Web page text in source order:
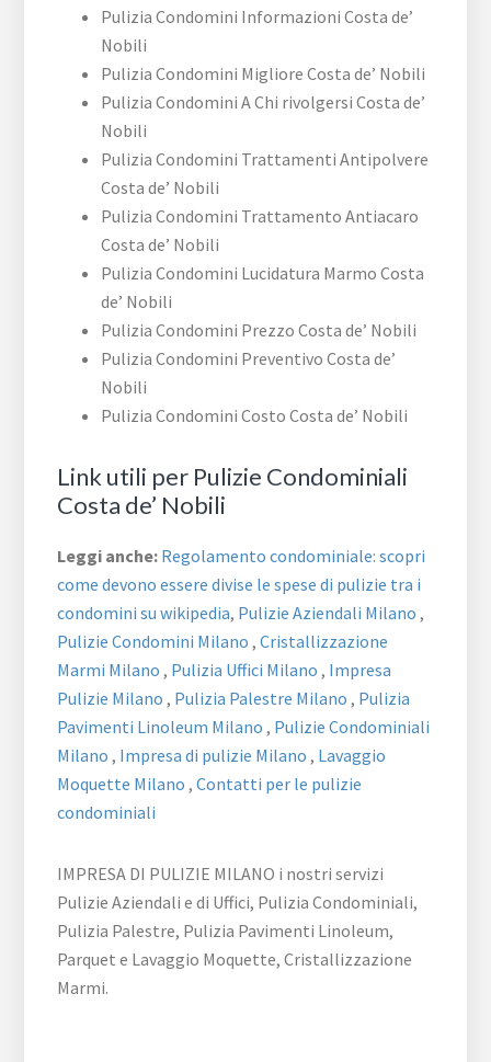
Pulizia Condomini Informazioni Costa de’
Nobili
Pulizia Condomini Migliore Costa de’ Nobili
Pulizia Condomini A Chi rivolgersi Costa de’
Nobili
Pulizia Condomini Trattamenti Antipolvere
Costa de’ Nobili
Pulizia Condomini Trattamento Antiacaro
Costa de’ Nobili
Pulizia Condomini Lucidatura Marmo Costa
de’ Nobili
Pulizia Condomini Prezzo Costa de’ Nobili
Pulizia Condomini Preventivo Costa de’
Nobili
Pulizia Condomini Costo Costa de’ Nobili
Link utili per Pulizie Condominiali
Costa de’ Nobili
Leggi anche: Regolamento condominiale: scopri
come devono essere divise le spese di pulizie tra i
condomini su wikipedia, Pulizie Aziendali Milano,
Pulizie Condomini Milano,Cristallizzazione
Marmi Milano, Pulizia Uffici Milano, Impresa
Pulizie Milano, Pulizia Palestre Milano, Pulizia
Pavimenti Linoleum Milano, Pulizie Condominiali
Milano, Impresa di pulizie Milano, Lavaggio
Moquette Milano,Contatti per le pulizie
condominiali
IMPRESA DI PULIZIE MILANO i nostri servizi
Pulizie Aziendali e di Uffici, Pulizia Condominiali,
Pulizia Palestre, Pulizia Pavimenti Linoleum,
Parquet e Lavaggio Moquette, Cristallizzazione
Marmi.